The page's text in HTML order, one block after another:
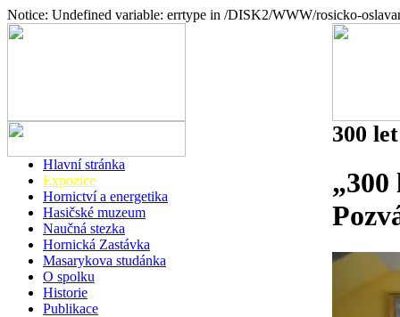
Notice: Undefined variable: errtype in /DISK2/WWW/rosicko-
Hlavní stránka
Expozice
Hornictví a energetika
Hasičské muzeum
Naučná stezka
Hornická Zastávka
Masarykova studánka
O spolku
Historie
Publikace
300
„300